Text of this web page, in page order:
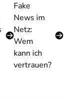
Fake
News im
Netz:
Wem
kann ich
vertrauen?